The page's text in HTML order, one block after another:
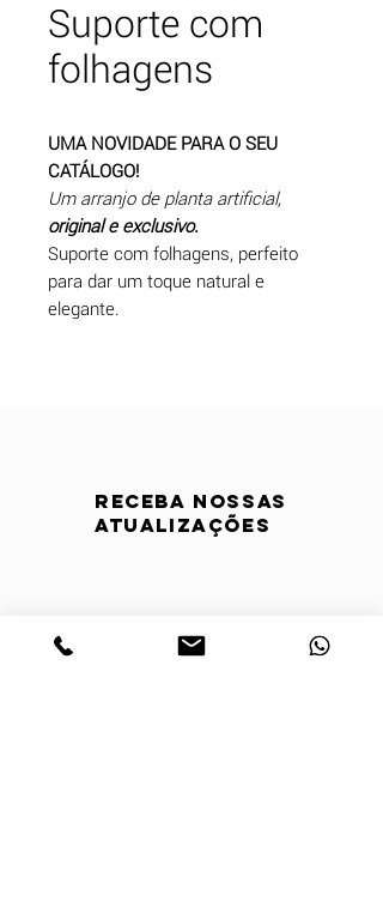
Suporte com
folhagens
UMA NOVIDADE PARA O SEU
CATÁLOGO!
Um arranjo de planta artificial,
original e exclusivo.
Suporte com folhagens, perfeito
para dar um toque natural e
elegante.
Receba nossas
atualizações